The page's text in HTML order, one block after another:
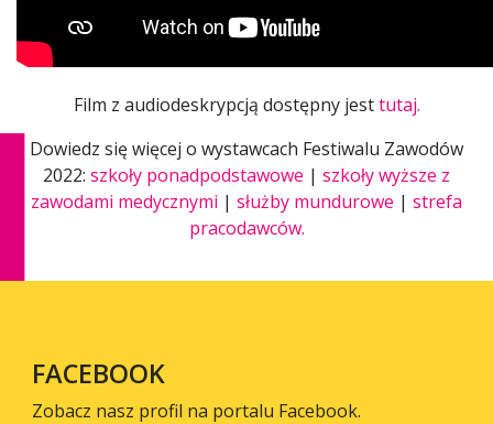
Film z audiodeskrypcją dostępny jesttutaj.
Dowiedz się więcej o wystawcach Festiwalu Zawodów
2022: szkoły ponadpodstawowe | szkoły wyższe z
zawodami medycznymi | służby mundurowe | strefa
pracodawców.
FACEBOOK
Zobacz nasz profil na portalu Facebook.